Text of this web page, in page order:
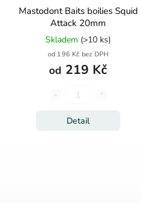
Mastodont Baits boilies Squid
Attack 20mm
Skladem (>10 ks)
od 196 Kč bez DPH
od 219 Kč
Detail